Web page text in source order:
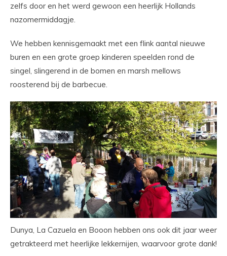
zelfs door en het werd gewoon een heerlijk Hollands
nazomermiddagje.
We hebben kennisgemaakt met een flink aantal nieuwe
buren en een grote groep kinderen speelden rond de
singel, slingerend in de bomen en marsh mellows
roosterend bij de barbecue.
Dunya, La Cazuela en Booon hebben ons ook dit jaar weer
getrakteerd met heerlijke lekkernijen, waarvoor grote dank!